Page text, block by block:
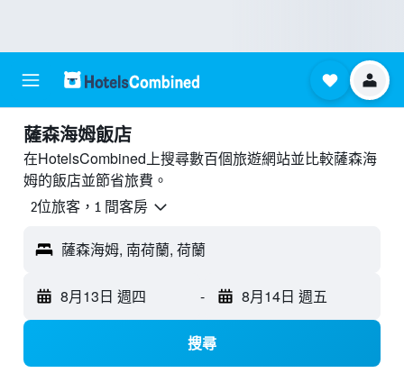
薩森海姆飯店
在HotelsCombined上搜尋數百個旅遊網站並比較薩森海
姆的飯店並節省旅費。
2位旅客，1 間客房
薩森海姆, 南荷蘭, 荷蘭
8月13日 週四 - 8月14日 週五
搜尋